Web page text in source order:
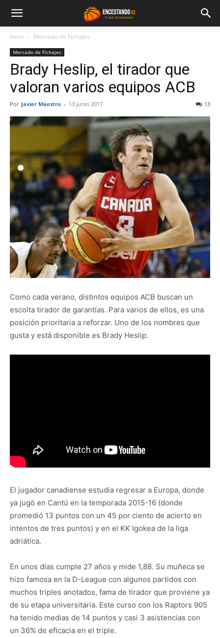
Inicio Mercado de Fichajes
Mercado de Fichajes
Brady Heslip, el tirador que
valoran varios equipos ACB
Por Javier Maestro - 13 junio 2017 13
Como cada verano, distintos equipos ACB buscan un
escolta tirador de garantías. Para varios de ellos, es una
posición prioritaria a reforzar. Uno de los nombres que
gusta y está disponible es Brady Heslip.
El jugador canadiense estudia regresar a Europa, donde
ya jugó en Cantú en la temporada 2015-16 (donde
promedió 13 puntos con un 45 por ciento de acierto en
intentos de tres puntos) y en el KK Igokea de la liga
adriática.
En unos días cumple 27 años y mide 1,88. Su muñeca se
hizo famosa en la D-League con algunos partidos con
muchos triples anotados, fama de tirador que proviene ya
de su etapa universitaria. Este curso con los Raptors 905
ha tenido medias de 14 puntos y casi 3 asistencias con
un 36% de eficacia en el triple.